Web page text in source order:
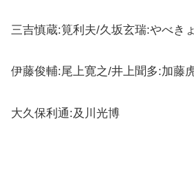
三吉慎蔵:筧利夫/久坂玄瑞:やべき
伊藤俊輔:尾上寛之/井上聞多:加藤
大久保利通:及川光博